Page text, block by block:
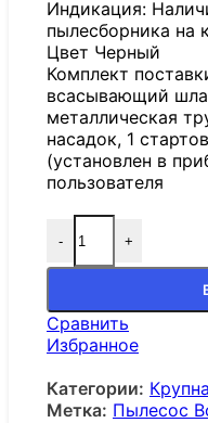
Индикация:
пылесборника на
Цвет Черный
Комплект
всасывающий
металлическая
насадок, 1
(установлен в
пользователя
- +
Сравнить
Избранное
Категории:
Метка: Пылесос